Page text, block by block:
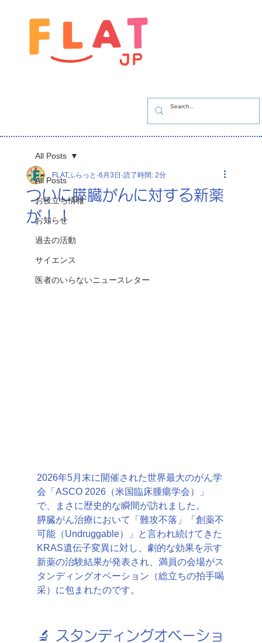
All Posts
お役立ち情報
お知らせ
過去の活動
サイエンス
医者のいらないニュースレター
All Posts
ついに膵臓がんに対する新薬
が！！
FLATふらっと 6月3日 読了時間: 2分
2026年5月末に開催された世界最大のがん学
会「ASCO 2026（米国臨床腫瘍学会）」
で、まさに歴史的な瞬間が訪れました。
膵臓がん治療において「難攻不落」「創薬不
可能（Undruggable）」と言われ続けてきた
KRAS遺伝子変異に対し、劇的な効果を示す
新薬の治験結果が発表され、満員の会場がス
タンディングオベーション（総立ちの拍手喝
采）に包まれたのです。
🔬 スタンディングオベーショ